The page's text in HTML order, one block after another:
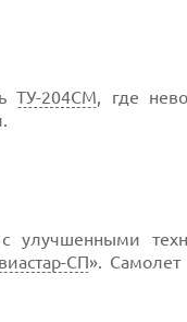
ТУ-204СМ, где
СП». Самолет